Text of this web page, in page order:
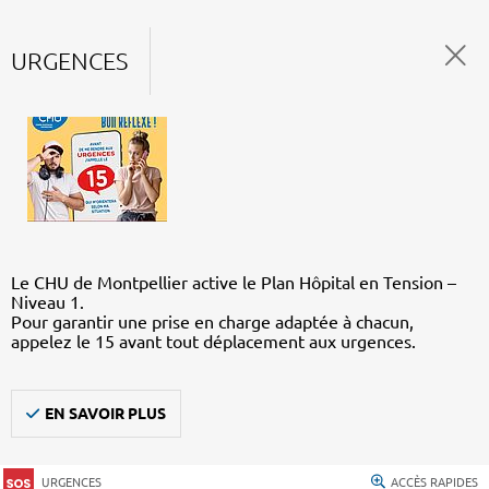
URGENCES
Le CHU de Montpellier active le Plan Hôpital en Tension –
Niveau 1.
Pour garantir une prise en charge adaptée à chacun,
appelez le 15 avant tout déplacement aux urgences.
EN SAVOIR PLUS
URGENCES ACCÈS RAPIDES